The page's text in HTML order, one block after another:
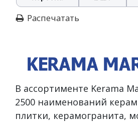
Распечатать
В ассортименте Kerama
2500 наименований
плитки, керамогранита,